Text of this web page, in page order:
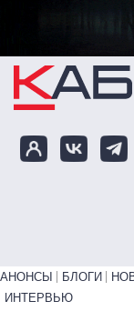
Перейти к
Primary links bottom
АНОНСЫ БЛОГИ
ИНТЕРВЬЮ